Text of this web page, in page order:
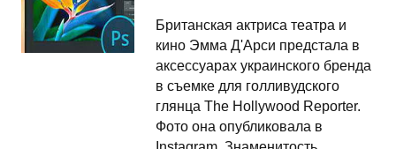
Британская актриса театра и
кино Эмма Д'Арси предстала в
аксессуарах украинского бренда
в съемке для голливудского
глянца The Hollywood Reporter.
Фото она опубликовала в